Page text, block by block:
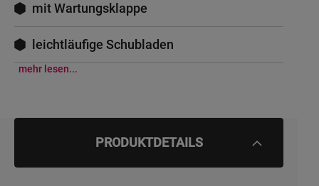
mit Wartungsklappe
leichtläufige Schubladen
mehr lesen...
PRODUKTDETAILS